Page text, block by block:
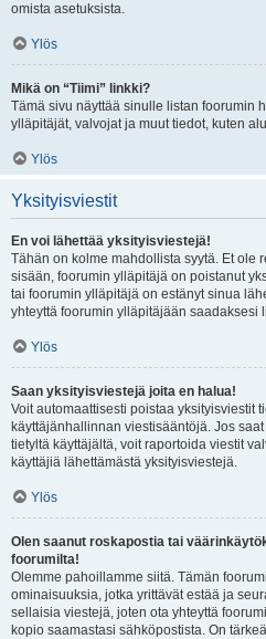
omista asetuksista.
Ylös
Mikä on “Tiimi” linkki?
Tämä sivu näyttää sinulle listan foorumin
ylläpitäjät, valvojat ja muut tiedot, kuten
Ylös
Yksityisviestit
En voi lähettää yksityisviestejä!
Tähän on kolme mahdollista syytä. Et ole
sisään, foorumin ylläpitäjä on poistanut
tai foorumin ylläpitäjä on estänyt sinua
yhteyttä foorumin ylläpitäjään saadaksesi
Ylös
Saan yksityisviestejä joita en halua!
Voit automaattisesti poistaa yksityisviestit
käyttäjänhallinnan viestisääntöjä. Jos
tietyltä käyttäjältä, voit raportoida viestit
käyttäjiä lähettämästä yksityisviestejä.
Ylös
Olen saanut roskapostia tai
foorumilta!
Olemme pahoillamme siitä. Tämän
ominaisuuksia, jotka yrittävät estää ja
sellaisia viestejä, joten ota yhteyttä
kopio saamastasi sähköpostista. On